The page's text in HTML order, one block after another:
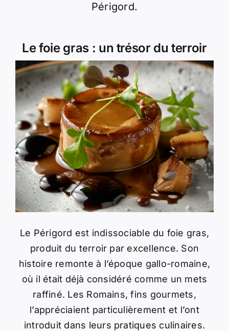
Périgord.
Le foie gras : un trésor du terroir
Le Périgord est indissociable du foie gras,
produit du terroir par excellence. Son
histoire remonte à l’époque gallo-romaine,
où il était déjà considéré comme un mets
raffiné. Les Romains, fins gourmets,
l’appréciaient particulièrement et l’ont
introduit dans leurs pratiques culinaires.